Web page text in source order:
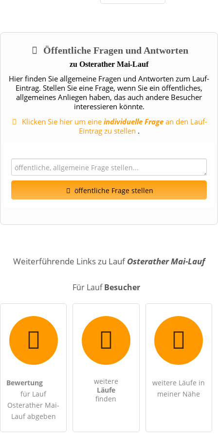
Öffentliche Fragen und Antworten
zu Osterather Mai-Lauf
Hier finden Sie allgemeine Fragen und Antworten zum Lauf-
Eintrag. Stellen Sie eine Frage, wenn Sie ein öffentliches,
allgemeines Anliegen haben, das auch andere Besucher
interessieren könnte.
Klicken Sie hier um eineindividuelle Frage an den Lauf-
Eintrag zu stellen .
öffentliche Frage stellen
Name
Hiermit akzeptiere ich dieAGB
DieDatenschutzerklärung
öffentliche Frage stellen Abbrechen
Weiterführende Links zu LaufOsterather Mai-Lauf
Für LaufBesucher
Bewertung
für Lauf
Osterather Mai-
Lauf abgeben
weitere
Läufe
finden
weitere Läufe in
meiner Nähe